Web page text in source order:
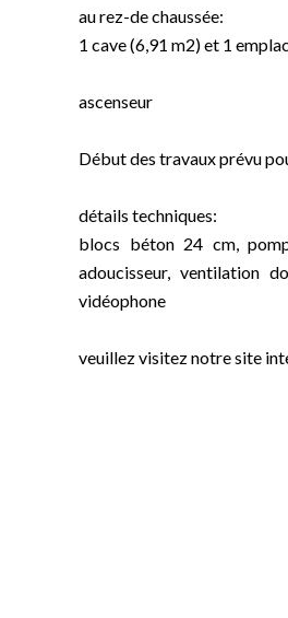
au rez-de chaussée:
1 cave (6,91 m2) et 1
ascenseur
Début des travaux prévu
détails techniques:
blocs béton 24 cm,
adoucisseur, ventilation
vidéophone
veuillez visitez notre site